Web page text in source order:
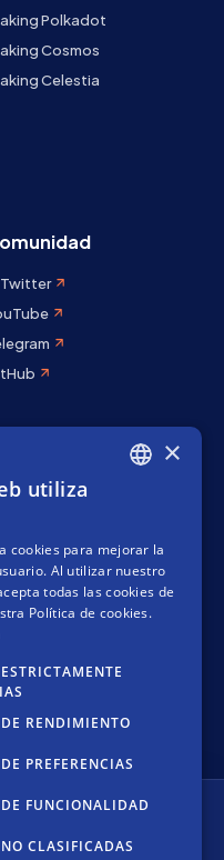
Polkadot
Cosmos
Celestia
FRENCH
×
utiliza
cookies para mejorar la
Al utilizar nuestro
todas las cookies de
Política de cookies.
RENDIMIENTO
PREFERENCIAS
FUNCIONALIDAD
CLASIFICADAS